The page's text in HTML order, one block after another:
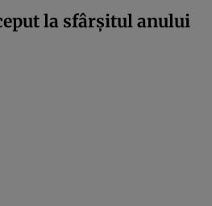
la sfârșitul anului